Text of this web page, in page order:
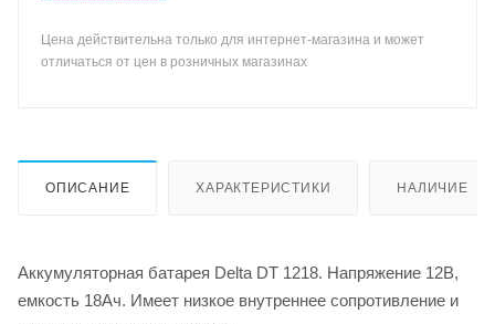
Цена действительна только для интернет-магазина и может
отличаться от цен в розничных магазинах
ОПИСАНИЕ ХАРАКТЕРИСТИКИ НАЛИЧИЕ
Аккумуляторная батарея Delta DT 1218. Напряжение 12В,
емкость 18Ач. Имеет низкое внутреннее сопротивление и